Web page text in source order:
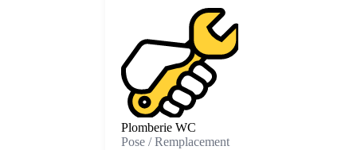
Plomberie WC
Pose / Remplacement